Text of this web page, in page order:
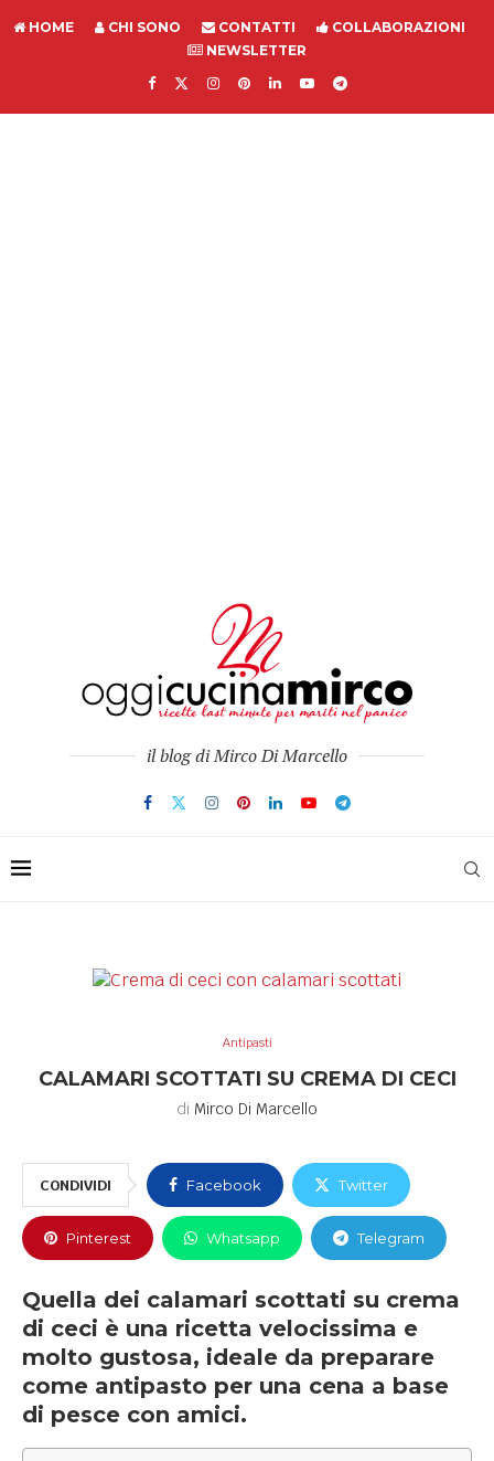
HOME CHI SONO CONTATTI
COLLABORAZIONI
NEWSLETTER
il blog di Mirco Di Marcello
Antipasti
CALAMARI SCOTTATI SU CREMA DI CECI
di Mirco Di Marcello
CONDIVIDI Facebook Twitter
Pinterest Whatsapp Telegram
Quella dei calamari scottati su crema
di ceci è una ricetta velocissima e
molto gustosa, ideale da preparare
come antipasto per una cena a base
di pesce con amici.